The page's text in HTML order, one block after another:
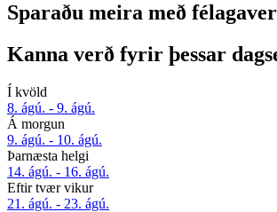
Sparaðu meira með
Kanna verð fyrir þessar
Í kvöld
8. ágú. - 9. ágú.
Á morgun
9. ágú. - 10. ágú.
Þarnæsta helgi
14. ágú. - 16. ágú.
Eftir tvær vikur
21. ágú. - 23. ágú.